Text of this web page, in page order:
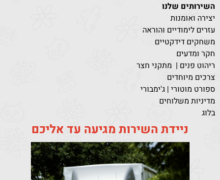
השירותים שלנו
יצירה ואומנות
עזרים לימודיים והוראה
משחקים דידקטיים
חקר ומדעים
ריהוט פנים | מתקני חצר
צרכים מיוחדים
ספורט מוטורי | ג'ימבורי
מדיניות משלוחים
בלוג
ניידת השירות מגיעה עד אליכם